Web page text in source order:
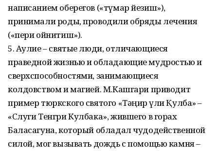
написанием оберегов («түмар йезиш»),
принимали роды, проводили обряды лечения
(«пери ойнитиш»).
5. Аулие – святые люди, отличающиеся
праведной жизнью и обладающие мудростью и
сверхспособностями, занимающиеся
колдовством и магией. М.Кашгари приводит
пример тюркского святого «Тәңир қүли Қулбақ» –
«Слуги Тенгри Кулбака», жившего в горах
Баласагуна, который обладал чудодейственной
силой, мог вызывать дождь с помощью камня –